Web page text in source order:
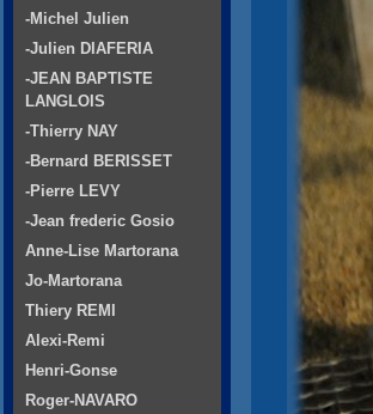
-Michel Julien
-Julien DIAFERIA
-JEAN BAPTISTE
LANGLOIS
-Thierry NAY
-Bernard BERISSET
-Pierre LEVY
-Jean frederic Gosio
Anne-Lise Martorana
Jo-Martorana
Thiery REMI
Alexi-Remi
Henri-Gonse
Roger-NAVARO